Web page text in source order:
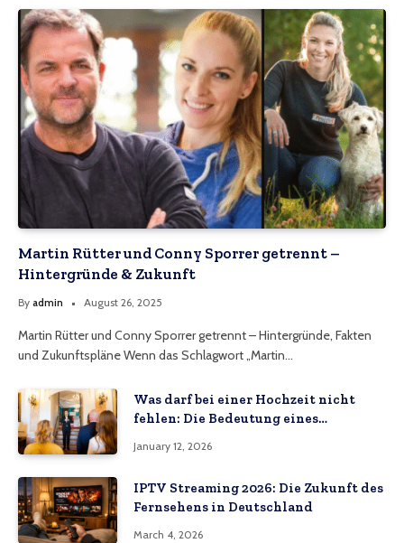
Martin Rütter und Conny Sporrer getrennt –
Hintergründe & Zukunft
By admin August 26, 2025
Martin Rütter und Conny Sporrer getrennt – Hintergründe, Fakten
und Zukunftspläne Wenn das Schlagwort „Martin…
Was darf bei einer Hochzeit nicht
fehlen: Die Bedeutung eines
January 12, 2026
IPTV Streaming 2026: Die Zukunft des
Fernsehens in Deutschland
March 4, 2026